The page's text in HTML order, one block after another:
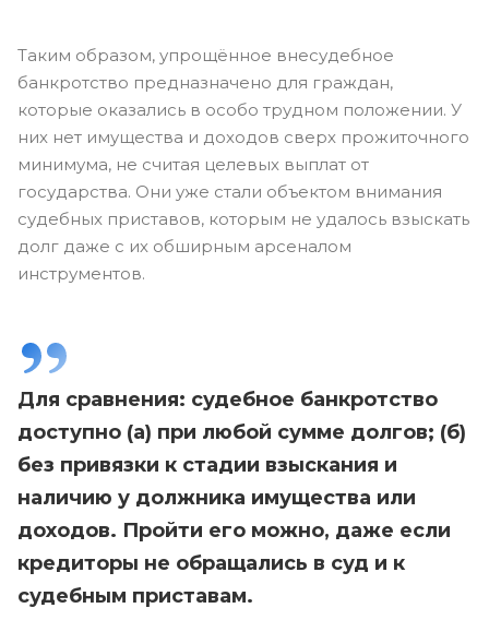
Таким образом, упрощённое внесудебное
банкротство предназначено для граждан,
которые оказались в особо трудном положении. У
них нет имущества и доходов сверх прожиточного
минимума, не считая целевых выплат от
государства. Они уже стали объектом внимания
судебных приставов, которым не удалось взыскать
долг даже с их обширным арсеналом
инструментов.
Для сравнения: судебное банкротство
доступно (а) при любой сумме долгов; (б)
без привязки к стадии взыскания и
наличию у должника имущества или
доходов. Пройти его можно, даже если
кредиторы не обращались в суд и к
судебным приставам.